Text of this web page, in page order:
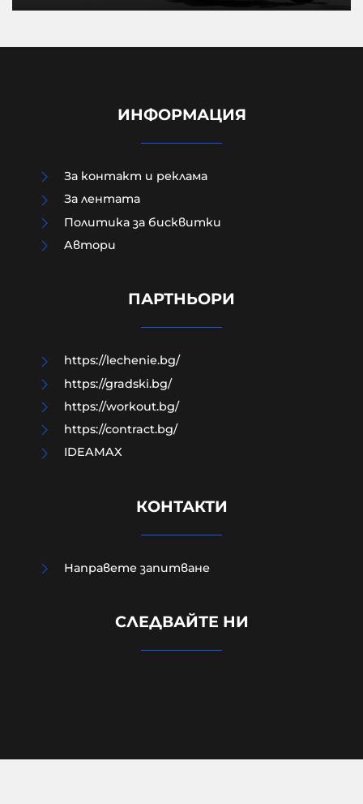
Лидерката на френските Зелени
Жестоко убитият в Пловдив
ИНФОРМАЦИЯ
За контакт и реклама
За лентата
Политика за бисквитки
Aвтори
ПАРТНЬОРИ
https://lechenie.bg/
https://gradski.bg/
https://workout.bg/
https://contract.bg/
IDEAMAX
КОНТАКТИ
Направете запитване
СЛЕДВАЙТЕ НИ